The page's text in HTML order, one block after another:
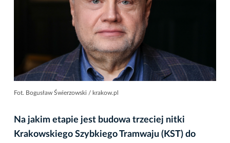
Fot. Bogusław Świerzowski / krakow.pl
Na jakim etapie jest budowa trzeciej nitki
Krakowskiego Szybkiego Tramwaju (KST) do